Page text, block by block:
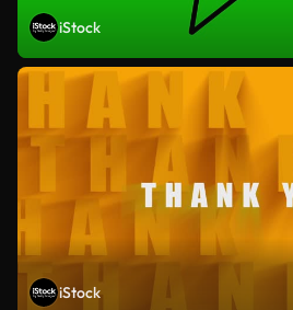
iStock
iStock